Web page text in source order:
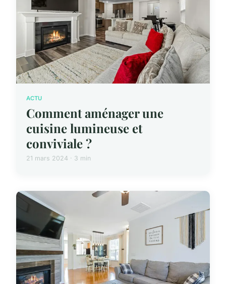
ACTU
Comment aménager une
cuisine lumineuse et
conviviale ?
21 mars 2024 · 3 min